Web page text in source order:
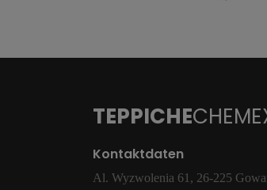
TEPPICHE
Kontaktdaten
Al. Wyzwolenia 61, 26-225